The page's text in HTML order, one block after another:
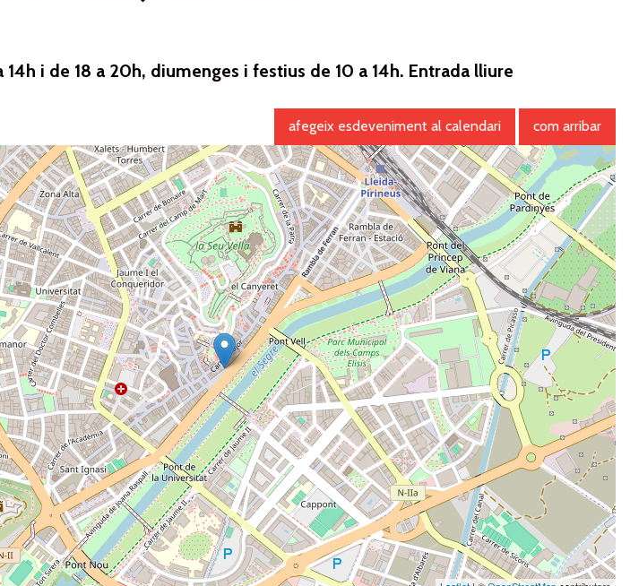
i de 18 a 20h, diumenges i festius de 10 a 14h. Entrada lliure
afegeix esdeveniment al calendari com arribar